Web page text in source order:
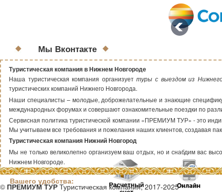
Мы Вконтакте
Туристическая компания в Нижнем Новгороде
Наша туристическая компания организуеттуры с выездом из
туристических компаний Нижнего Новгорода.
Наши специалисты – молодые, доброжелательные и знающие специфику
международных форумах и совершают ознакомительные поездки по
Сервисная политика туристической компании «ПРЕМИУМ ТУР» - это
Мы учитываем все требования и пожелания наших клиентов, создавая
Туристическая компания Нижний Новгород
Мы не только великолепно организуем ваш отдых, но и снабдим вас
Нижнем Новгороде.
Способы оплаты для
Вашего удобства:
© ПРЕМИУМ ТУРТуристическая компания, 2017-2025